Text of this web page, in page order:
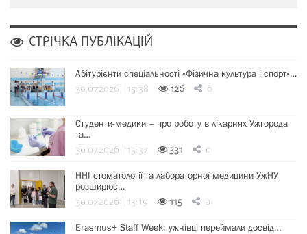
СТРІЧКА ПУБЛІКАЦІЙ
Абітурієнти спеціальності «Фізична культура і спорт»…
30.07.2026 | 15:38 126 0
Студенти-медики – про роботу в лікарнях Ужгорода
та…
30.07.2026 | 13:37 331 0
ННІ стоматології та лабораторної медицини УжНУ
розширює…
30.07.2026 | 13:19 115 0
Erasmus+ Staff Week: ужнівці переймали досвід…